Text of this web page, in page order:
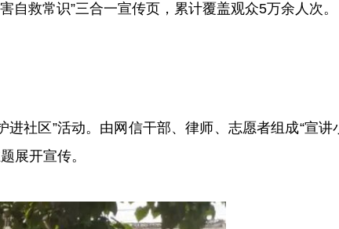
救常识”三合一宣传页，累计覆盖观众5万余人次。
社区”活动。由网信干部、律师、志愿者组成“宣讲
展开宣传。